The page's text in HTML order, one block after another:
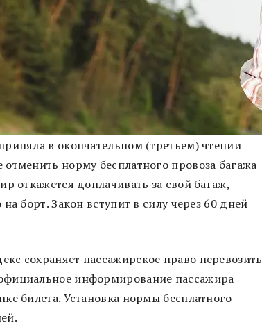
в окончательном (третьем) чтении
норму бесплатного провоза багажа
откажется доплачивать за свой багаж,
борт. Закон вступит в силу через 60 дней
сохраняет пассажирское право перевозить
информирование пассажира
билета. Установка нормы бесплатного